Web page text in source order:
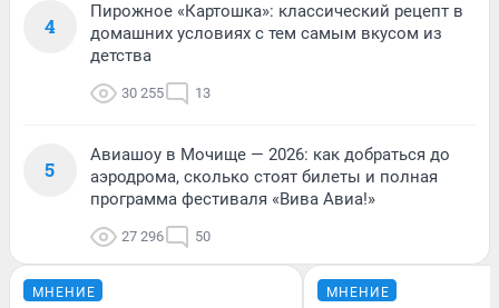
4
Пирожное «Картошка»: классический рецепт в
домашних условиях с тем самым вкусом из
детства
30 255 13
5
Авиашоу в Мочище — 2026: как добраться до
аэродрома, сколько стоят билеты и полная
программа фестиваля «Вива Авиа!»
27 296 50
МНЕНИЕ МНЕНИЕ